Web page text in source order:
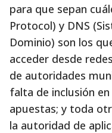
para que sepan
Protocol) y DNS
Dominio) son los
acceder desde
de autoridades
falta de inclusión
apuestas; y toda
la autoridad de